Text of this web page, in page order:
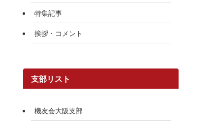
特集記事
挨拶・コメント
支部リスト
機友会大阪支部